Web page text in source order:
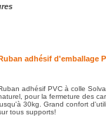
adhésif d'emballage
adhésif PVC à colle
pour la fermeture des
30kg. Grand confort
tous supports!